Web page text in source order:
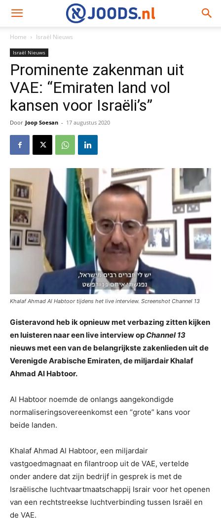
Home Israël Nieuws
Israël Nieuws
Prominente zakenman uit
VAE: “Emiraten land vol
kansen voor Israëli’s”
Door Joop Soesan - 17 augustus 2020
Khalaf Ahmad Al Habtoor tijdens het live interview. Screenshot Channel 13
Gisteravond heb ik opnieuw met verbazing zitten kijken
en luisteren naar een live interview op Channel 13
nieuws met een van de belangrijkste zakenlieden uit de
Verenigde Arabische Emiraten, de miljardair Khalaf
Ahmad Al Habtoor.
Al Habtoor noemde de onlangs aangekondigde
normaliseringsovereenkomst een “grote” kans voor
beide landen.
Khalaf Ahmad Al Habtoor, een miljardair
vastgoedmagnaat en filantroop uit de VAE, vertelde
onder andere dat zijn bedrijf in gesprek is met de
Israëlische luchtvaartmaatschappij Israir voor het openen
van een rechtstreekse luchtverbinding tussen Israël en
de VAE.